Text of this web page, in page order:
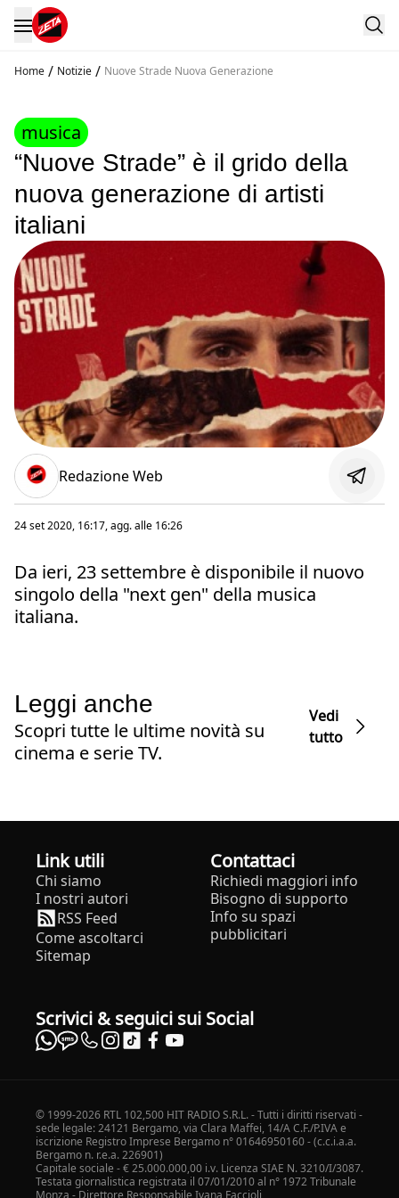
Home / Notizie / Nuove Strade Nuova Generazione
musica
“Nuove Strade” è il grido della
nuova generazione di artisti
italiani
Redazione Web
24 set 2020, 16:17, agg. alle 16:26
Da ieri, 23 settembre è disponibile il nuovo
singolo della "next gen" della musica
italiana.
Leggi anche
Scopri tutte le ultime novità su
cinema e serie TV.
Vedi
tutto
Link utili
Chi siamo
I nostri autori
RSS Feed
Come ascoltarci
Sitemap
Contattaci
Richiedi maggiori info
Bisogno di supporto
Info su spazi
pubblicitari
Scrivici & seguici sui Social
© 1999-2026 RTL 102,500 HIT RADIO S.R.L. - Tutti i diritti riservati -
sede legale: 24121 Bergamo, via Clara Maffei, 14/A C.F./P.IVA e
iscrizione Registro Imprese Bergamo n° 01646950160 - (c.c.i.a.a.
Bergamo n. r.e.a. 226901)
Capitale sociale - € 25.000.000,00 i.v. Licenza SIAE N. 3210/I/3087.
Testata giornalistica registrata il 07/01/2010 al n° 1972 Tribunale